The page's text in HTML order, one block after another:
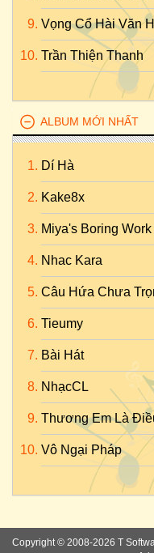
Vọng Cổ Hài Văn
Trần Thiện Thanh
ALBUM MỚI NHẤT
Dí Hà
Kake8x
Miya's Boring
Nhac Kara
Câu Hứa Chưa
Tieumy
Bài Hát
NhạcCL
Thương Em Là
Vô Ngại Pháp
Copyright © 2008-2026 T